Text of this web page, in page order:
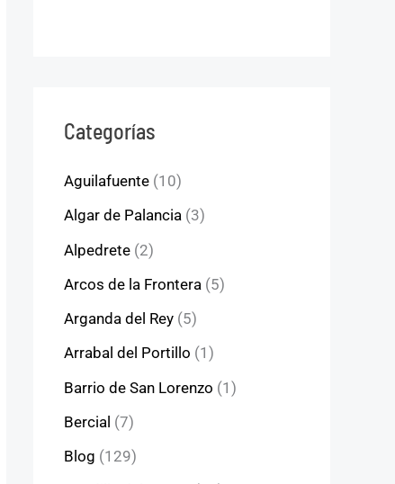
Categorías
Aguilafuente (10)
Algar de Palancia (3)
Alpedrete (2)
Arcos de la Frontera (5)
Arganda del Rey (5)
Arrabal del Portillo (1)
Barrio de San Lorenzo (1)
Bercial (7)
Blog (129)